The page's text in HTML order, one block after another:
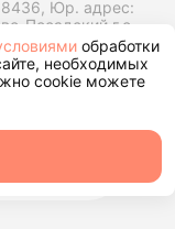
Юр. адрес:
Посадский г.о.,
дом 3, офис 1
вычет
обработки
необходимых
cookie можете